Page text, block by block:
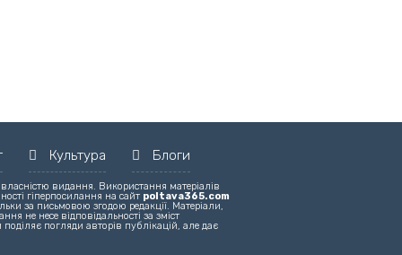
Культура Блоги
видання. Використання матеріалів
гіперпосилання на сайт poltava365.com
за письмовою згодою редакції. Матеріали,
не несе відповідальності за зміст
погляди авторів публікацій, але дає